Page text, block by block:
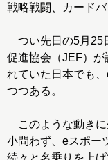
戦略戦闘、カード
つい先日の5月25
促進協会（JEF）
れていた日本でも
つつある。
このような動きに
小問わず、eスポー
続々と名乗りを上